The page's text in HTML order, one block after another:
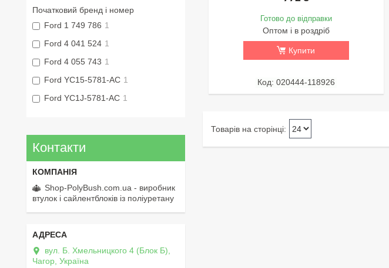
Готово до відправки
Оптом і в роздріб
Купити
020444-118926
Початковий бренд і номер
Ford 1 749 786 1
Ford 4 041 524 1
Ford 4 055 743 1
Ford YC15-5781-AC 1
Ford YC1J-5781-AC 1
Контакти
Shop-PolyBush.com.ua - виробник
втулок і сайлентблоків із поліуретану
вул. Б. Хмельницкого 4 (Блок Б),
Чагор, Україна